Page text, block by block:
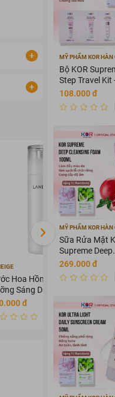
Hoa Hồng Laneige
Sáng Da 120ml
đ
Đã bán 0
MỸ PHẨM KOR HÀN
Bộ KOR
Step Travel Kit
mỹ phẩm du
108.000 đ
MỸ PHẨM KOR HÀN
Sữa Rửa Mặt
Supreme Deep
Cleansing Foam
100ml
269.000 đ